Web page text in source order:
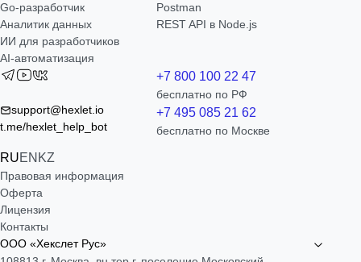
Go-разработчик
Аналитик данных
ИИ для разработчиков
AI-автоматизация
Postman
REST API в Node.js
support@hexlet.io
t.me/hexlet_help_bot
RUEN KZ
+7 800 100 22 47
бесплатно по РФ
+7 495 085 21 62
бесплатно по Москве
Правовая информация
Оферта
Лицензия
Контакты
ООО «Хекслет Рус»